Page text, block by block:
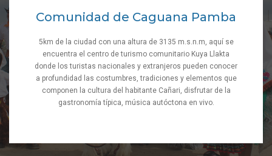
Comunidad de Caguana Pamba
5km de la ciudad con una altura de 3135 m.s.n.m, aquí se
encuentra el centro de turismo comunitario Kuya Llakta
donde los turistas nacionales y extranjeros pueden conocer
a profundidad las costumbres, tradiciones y elementos que
componen la cultura del habitante Cañari, disfrutar de la
gastronomía típica, música autóctona en vivo.